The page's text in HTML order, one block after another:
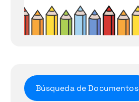
Búsqueda de Documentos